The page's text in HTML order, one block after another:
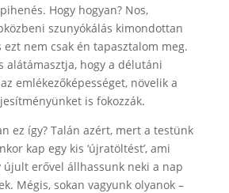
Hogy hogyan? Nos,
szunyókálás kimondottan
ezt nem csak én tapasztalom meg.
alátámasztja, hogy a délutáni
emlékezőképességet, növelik a
is fokozzák.
ez így? Talán azért, mert a testünk
kap egy kis ‘újratöltést’, ami
újult erővel állhassunk neki a nap
Mégis, sokan vagyunk olyanok –